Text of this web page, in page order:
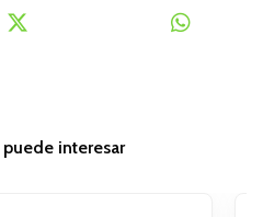
interesar